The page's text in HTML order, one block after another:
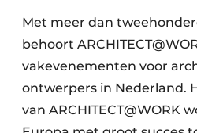
Met meer dan
behoort
vakevenementen voor
ontwerpers in Nederland.
van ARCHITECT@WORK